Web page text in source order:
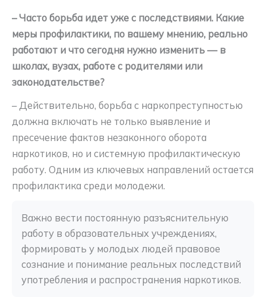
– Часто борьба идет уже с последствиями. Какие
меры профилактики, по вашему мнению, реально
работают и что сегодня нужно изменить — в
школах, вузах, работе с родителями или
законодательстве?
– Действительно, борьба с наркопреступностью
должна включать не только выявление и
пресечение фактов незаконного оборота
наркотиков, но и системную профилактическую
работу. Одним из ключевых направлений остается
профилактика среди молодежи.
Важно вести постоянную разъяснительную
работу в образовательных учреждениях,
формировать у молодых людей правовое
сознание и понимание реальных последствий
употребления и распространения наркотиков.